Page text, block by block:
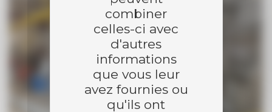
combiner
celles-ci avec
d'autres
informations
que vous leur
avez fournies ou
qu'ils ont